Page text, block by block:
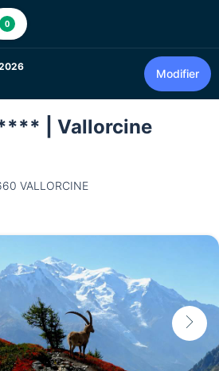
0
Modifier
| Vallorcine
VALLORCINE